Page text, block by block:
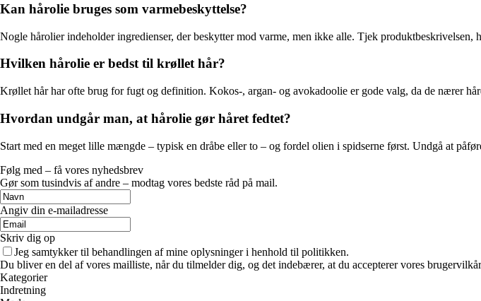
Kan hårolie bruges som varmebeskyttelse?
Nogle hårolier indeholder ingredienser, der beskytter mod varme, men ikke alle. Tjek produktbeskrivelsen,
Hvilken hårolie er bedst til krøllet hår?
Krøllet hår har ofte brug for fugt og definition. Kokos-, argan- og avokadoolie er gode valg, da de nærer
Hvordan undgår man, at hårolie gør håret fedtet?
Start med en meget lille mængde – typisk en dråbe eller to – og fordel olien i spidserne først. Undgå at
Følg med – få vores nyhedsbrev
Gør som tusindvis af andre – modtag vores bedste råd på mail.
Angiv din e-mailadresse
Skriv dig op
Jeg samtykker til behandlingen af mine oplysninger i henhold til politikken.
Du bliver en del af vores mailliste, når du tilmelder dig, og det indebærer, at du accepterer vores
Kategorier
Indretning